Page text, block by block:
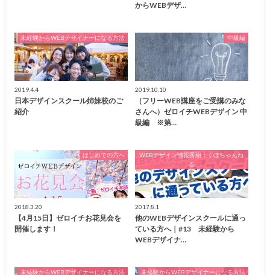
からWEBデザ…
未経験からWEBデザイナーになる方法
2019.4.4
日本デザインスクール姉妹校のご
紹介
中級編
2019.10.10
（フリーWEB講座をご受講のみな
さんへ）ゼロイチWEBデザイン 中
級編 ※第…
はじめての方へ
2018.3.20
【4月15日】ゼロイチお花見会を
開催します！
WEBデザイン情報番組：くぼちゃんね
る
2017.8.1
他のWEBデザインスクールに通っ
ている方へ｜#13 未経験から
WEBデザイナ…
未経験からWEBデザイナーになる方法 未経験からWEBデザイナーになる方法